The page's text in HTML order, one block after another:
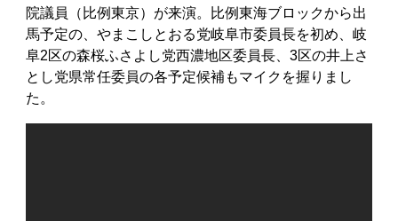
院議員（比例東京）が来演。比例東海ブロックから出
馬予定の、やまこしとおる党岐阜市委員長を初め、岐
阜2区の森桜ふさよし党西濃地区委員長、3区の井上さ
とし党県常任委員の各予定候補もマイクを握りまし
た。